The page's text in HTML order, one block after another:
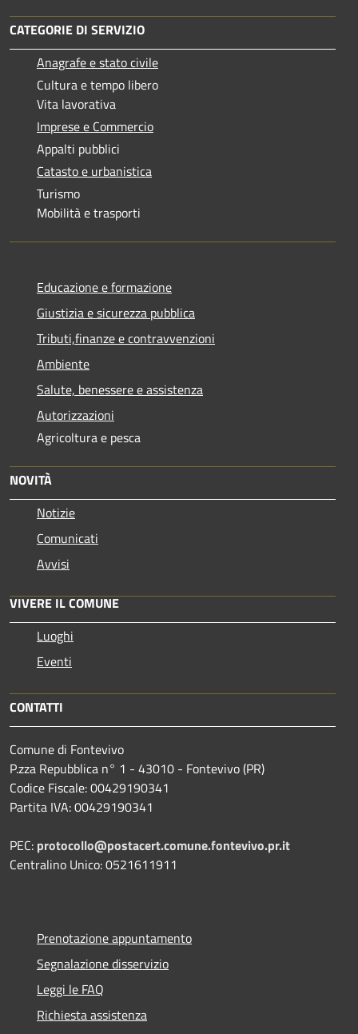
CATEGORIE DI SERVIZIO
Anagrafe e stato civile
Cultura e tempo libero
Vita lavorativa
Imprese e Commercio
Appalti pubblici
Catasto e urbanistica
Turismo
Mobilità e trasporti
Educazione e formazione
Giustizia e sicurezza pubblica
Tributi,finanze e contravvenzioni
Ambiente
Salute, benessere e assistenza
Autorizzazioni
Agricoltura e pesca
NOVITÀ
Notizie
Comunicati
Avvisi
VIVERE IL COMUNE
Luoghi
Eventi
CONTATTI
Comune di Fontevivo
P.zza Repubblica n° 1 - 43010 - Fontevivo (PR)
Codice Fiscale: 00429190341
Partita IVA: 00429190341
PEC: protocollo@postacert.comune.fontevivo.pr.it
Centralino Unico: 0521611911
Prenotazione appuntamento
Segnalazione disservizio
Leggi le FAQ
Richiesta assistenza